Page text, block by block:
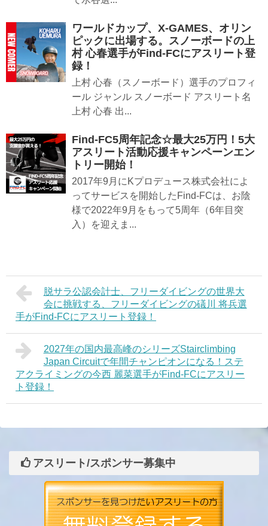
ワールドカップ、X-GAMES、オリン
ピックに出場する。スノーボードの上
村 心春選手がFind-FCにアスリート登
録！
上村 心春（スノーボード）選手のプロフィ
ール ジャンル スノーボード アスリート名
上村 心春 出...
Find-FC5周年記念☆最大25万円！5大
アスリート活動応援キャンペーンエン
トリー開始！
2017年9月にKプロデュース株式会社によ
ってサービスを開始したFind-FCは、お陰
様で2022年9月をもって5周年（6年目突
入）を迎えま...
脱サラ公認会計士、フリーダイビングの世界大
会に挑戦する、フリーダイビングの礒川 将兵選
手がFind-FCにアスリート登録！
2027年の国内最高峰のシリーズStairclimbing
Japan Circuitで年間チャンピオンになる！ステ
アクライミングの今西 麗菜選手がFind-FCにアスリー
ト登録！
アスリート/スポンサー募集中